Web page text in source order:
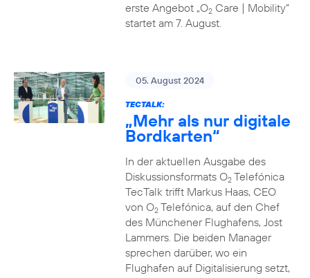
erste Angebot „O2Care | Mobility“
startet am 7. August.
05. August 2024
TECTALK:
„Mehr als nur digitale
Bordkarten“
In der aktuellen Ausgabe des
Diskussionsformats O2Telefónica
TecTalk trifft Markus Haas, CEO
von O2Telefónica, auf den Chef
des Münchener Flughafens, Jost
Lammers. Die beiden Manager
sprechen darüber, wo ein
Flughafen auf Digitalisierung setzt,